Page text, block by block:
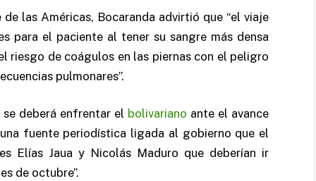
las Américas, Bocaranda advirtió que “el viaje
para el paciente al tener su sangre más densa
riesgo de coágulos en las piernas con el peligro
pulmonares”.
deberá enfrentar el bolivariano ante el avance
fuente periodística ligada al gobierno que el
Elías Jaua y Nicolás Maduro que deberían ir
de octubre”.